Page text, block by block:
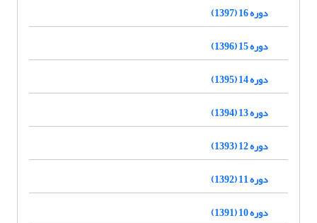
دوره 16 (1397)
دوره 15 (1396)
دوره 14 (1395)
دوره 13 (1394)
دوره 12 (1393)
دوره 11 (1392)
دوره 10 (1391)